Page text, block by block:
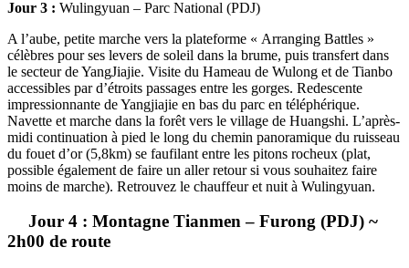
Jour 3 : Wulingyuan – Parc National (PDJ)
A l’aube, petite marche vers la plateforme « Arranging Battles »
célèbres pour ses levers de soleil dans la brume, puis transfert dans
le secteur de YangJiajie. Visite du Hameau de Wulong et de Tianbo
accessibles par d’étroits passages entre les gorges. Redescente
impressionnante de Yangjiajie en bas du parc en téléphérique.
Navette et marche dans la forêt vers le village de Huangshi. L’après-
midi continuation à pied le long du chemin panoramique du ruisseau
du fouet d’or (5,8km) se faufilant entre les pitons rocheux (plat,
possible également de faire un aller retour si vous souhaitez faire
moins de marche). Retrouvez le chauffeur et nuit à Wulingyuan.
Jour 4 : Montagne Tianmen – Furong (PDJ) ~
2h00 de route